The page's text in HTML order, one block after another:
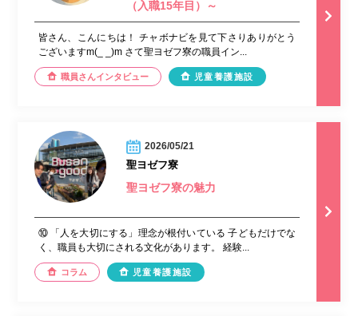
（入職15年目）～
皆さん、こんにちは！ チャボナビを見て下さりありがとう
ございますm(_ _)m さて聖ヨゼフ寮の職員イン...
職員さんインタビュー 児童養護施設
2026/05/21
聖ヨゼフ寮
聖ヨゼフ寮の魅力
⑩ 「人を大切にする」理念が根付いている 子どもだけでな
く、職員も大切にされる文化があります。 経験...
コラム 児童養護施設